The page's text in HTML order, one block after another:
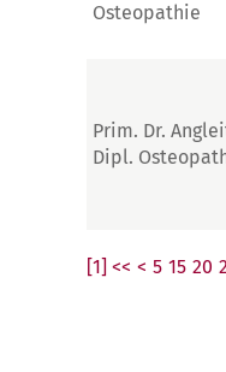
Osteopathie
Prim. Dr.
Dipl.
[1] << < 5 15 20